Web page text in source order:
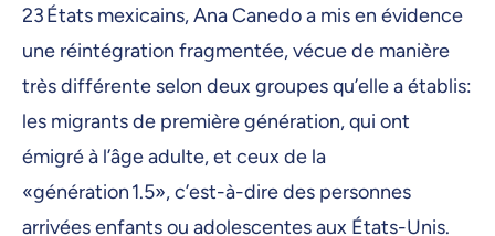
23 États mexicains, Ana Canedo a mis en évidence
une réintégration fragmentée, vécue de manière
très différente selon deux groupes qu’elle a établis:
les migrants de première génération, qui ont
émigré à l’âge adulte, et ceux de la
«génération 1.5», c’est-à-dire des personnes
arrivées enfants ou adolescentes aux États-Unis.